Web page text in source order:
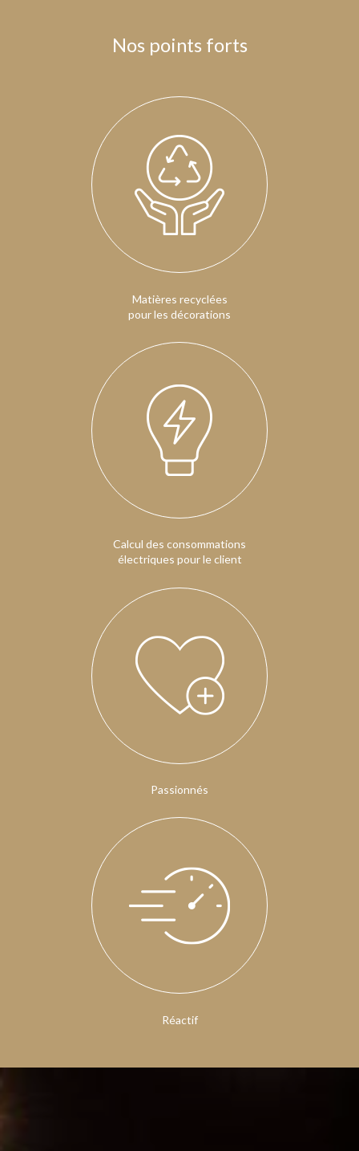
Nos points forts
Matières recyclées
pour les décorations
Calcul des consommations
électriques pour le client
Passionnés
Réactif